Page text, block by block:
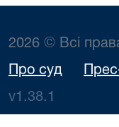
2026 © Всі
Про суд
v1.38.1